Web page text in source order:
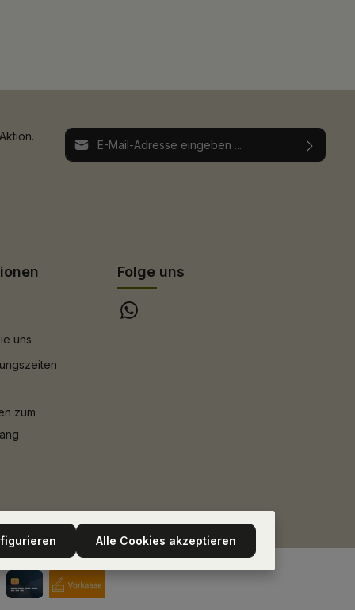
E-Mail-Adresse*
uns
zum
Folge uns
Alle Cookies akzeptieren